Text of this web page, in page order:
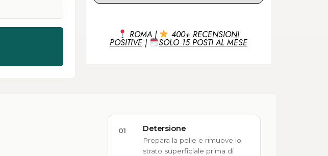
ROMA | 400+ RECENSIONI
POSITIVE| SOLO 15 POSTI AL MESE
01 Detersione
Prepara la pelle e rimuove lo
strato superficiale prima di